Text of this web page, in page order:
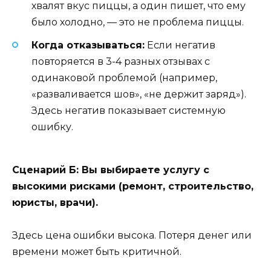
хвалят вкус пиццы, а один пишет, что ему
было холодно, — это не проблема пиццы.
Когда отказываться: Если негатив
повторяется в 3-4 разных отзывах с
одинаковой проблемой (например,
«разваливается шов», «не держит заряд»).
Здесь негатив показывает системную
ошибку.
Сценарий Б: Вы выбираете услугу с
высокими рисками (ремонт, строительство,
юристы, врачи).
Здесь цена ошибки высока. Потеря денег или
времени может быть критичной.